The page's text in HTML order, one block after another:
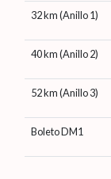
32 km (Anillo 1)
40 km (Anillo 2)
52 km (Anillo 3)
Boleto DM1